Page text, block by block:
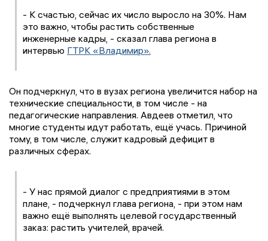
- К счастью, сейчас их число выросло на 30%. Нам
это важно, чтобы растить собственные
инженерные кадры, - сказал глава региона в
интервью ГТРК «Владимир».
Он подчеркнул, что в вузах региона увеличится набор на
технические специальности, в том числе - на
педагогические направления. Авдеев отметил, что
многие студенты идут работать, ещё учась. Причиной
тому, в том числе, служит кадровый дефицит в
различных сферах.
- У нас прямой диалог с предприятиями в этом
плане, - подчеркнул глава региона, - при этом нам
важно ещё выполнять целевой государственный
заказ: растить учителей, врачей.